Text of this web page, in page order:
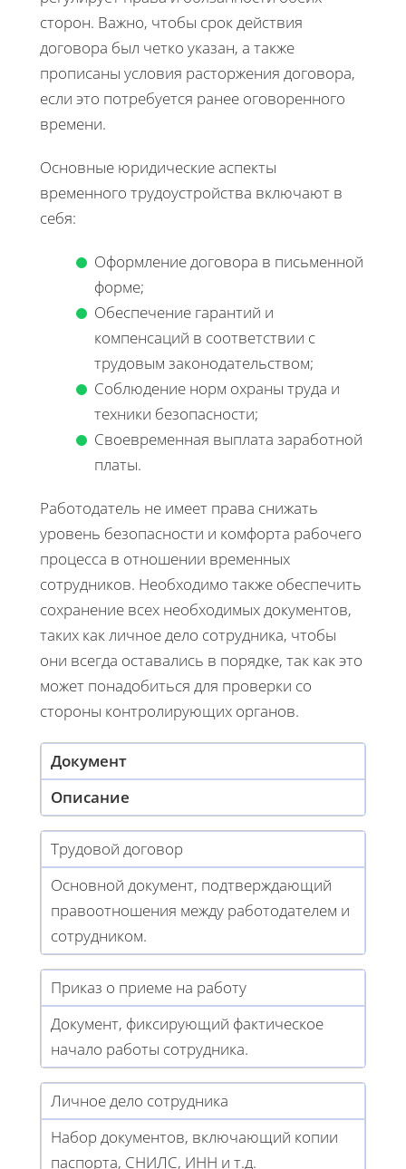
сторон. Важно, чтобы срок действия
договора был четко указан, а также
прописаны условия расторжения договора,
если это потребуется ранее оговоренного
времени.
Основные юридические аспекты
временного трудоустройства включают в
себя:
Оформление договора в письменной
форме;
Обеспечение гарантий и
компенсаций в соответствии с
трудовым законодательством;
Соблюдение норм охраны труда и
техники безопасности;
Своевременная выплата заработной
платы.
Работодатель не имеет права снижать
уровень безопасности и комфорта рабочего
процесса в отношении временных
сотрудников. Необходимо также обеспечить
сохранение всех необходимых документов,
таких как личное дело сотрудника, чтобы
они всегда оставались в порядке, так как это
может понадобиться для проверки со
стороны контролирующих органов.
Документ
Описание
Трудовой договор
Основной документ, подтверждающий
правоотношения между работодателем и
сотрудником.
Приказ о приеме на работу
Документ, фиксирующий фактическое
начало работы сотрудника.
Личное дело сотрудника
Набор документов, включающий копии
паспорта, СНИЛС, ИНН и т.д.